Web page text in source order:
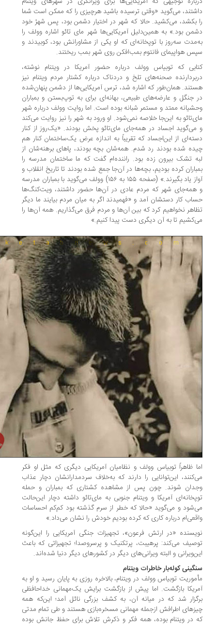
می‌گوید «وقتی ترسیده باشید هرچیزی را که ممکن است شما
بکشد، می‌کشید. حالا که شهر در اختیار دشمن بود، پس شهرْ خود
بود.» به همین‌دلیل آمریکایی‌ها شهر مای تائو اشاره وولف را
سه‌روز با توپخانه‌ای که او یکی از مشاورانش بود، کوبیدند و
هواپیمای فانتوم بمب‌افکن روی شهر بمب ریختند.
که توبیاس وولف درباره حضور آمریکا در ویتنام نوشته،
صحنه‌های تلخ و دردناک درباره کشتار مردم ویتنام نیز
همان‌طور که اشاره شد، ترس آمریکایی‌ها از دشمن پنهان‌شده
جنگل و عارضه‌های طبیعی، بهانه‌ای برای به توپ‌بستن و بمباران
ممتد و مستمر شبانه بوده است. اما روایت وولف درباره شهر
به این‌جا خلاصه نمی‌شود. او ورود به شهر را نیز روایت می‌کند
اجساد در همه‌جای مای‌تائو پخش بودند. «یک‌روز از کنار
از این‌اجساد که تقریباً به اندازه عرض یک‌ساختمان کنار هم
شده بودند رد شدم. همه‌شان بچه بودند، پاهای برهنه‌شان از
تشک بیرون زده بود. راننده‌ام گفت که ما ساختمان مدرسه را
کرده بودیم، بچه‌ها در آن‌جا جمع شده بودند تا تاریخ انقلاب و
آواز یاد بگیرند.» (صفحه ۱۵۵ به ۱۵۶) وولف می‌گوید با بمباران مدرسه
شهر که مردم عادی در آن‌ها حضور داشتند، ویت‌کنگ‌ها
کار دستشان آمد و «فهمیدند اگر به میان مردم بیایند ما دیگر
نخواهیم کرد که بین آن‌ها و مردم فرق می‌گذاریم. همه آن‌ها را
تا به آن دیگری دست پیدا کنیم.»
ظاهراً توبیاس وولف و نظامیان آمریکایی دیگری که مثل او فکر
این‌توانایی را دارند که به‌خلاف سردمدارانشان دچار عذاب
شوند. چون پس از مشاهده کشتاری که بمباران و حمله
آمریکا و ویتنام جنوبی به مای‌تائو داشته دچار این‌حالت
و می‌گوید «حالا که خطر از سرم گذشته بود کم‌کم احساسات
درباره کاری که کرده بودیم خودش را نشان می‌داد.»
«در ارتش فرعون»، تجهیزات جنگی آمریکایی را این‌گونه
می‌کند: پرهیبت، پرتکنیک و پرسروصدا؛ تجهیزاتی که باعث
و البته ویرانی‌های دیگر در کشورهای دیگر دنیا شده‌اند.
کوله‌بار خاطرات ویتنام
توبیاس وولف در ویتنام، بالاخره روزی به پایان رسید و او به
بازگشت. اما پیش از بازگشت برایش یک‌مهمانی خداحافظی
شد که در میانه آن، به کشف بزرگی نائل آمد؛ این‌که همه
اطرافش ازجمله مهمانی مسخره‌بازی هستند و طی تمام مدتی
در ویتنام بوده، همه فکر و ذکرش تلاش برای حفظ جانش بوده